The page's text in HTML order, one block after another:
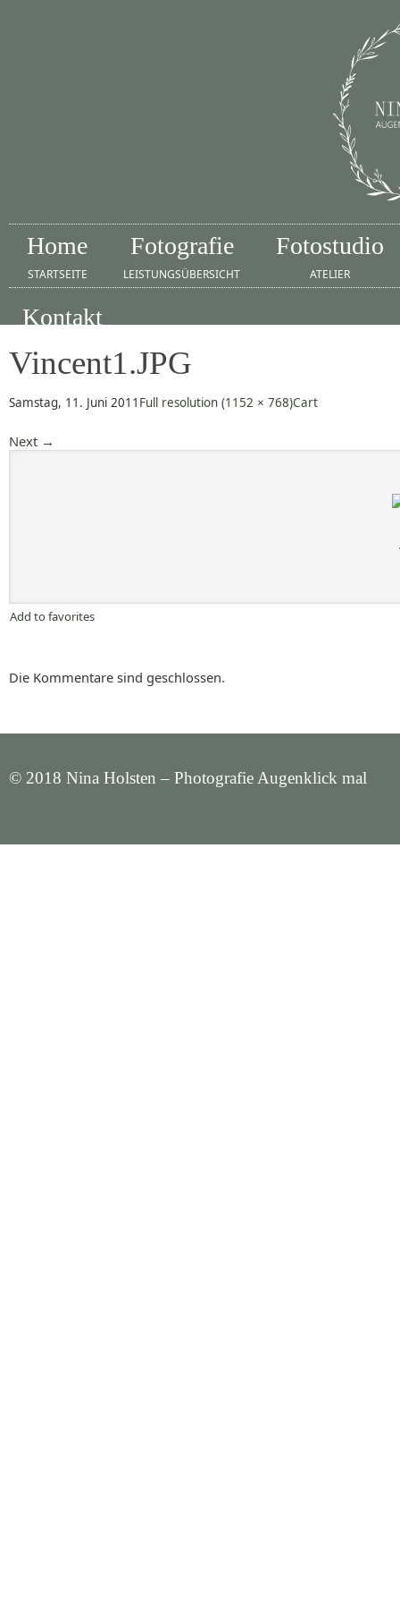
Home
STARTSEITE
Fotografie
LEISTUNGSÜBERSICHT
Fotostudio
ATELIER
Kontakt
Vincent1.JPG
Samstag, 11. Juni 2011 Full resolution (1152 × 768)Cart
Next →
Add to favorites
Die Kommentare sind geschlossen.
© 2018 Nina Holsten – Photografie Augenklick mal